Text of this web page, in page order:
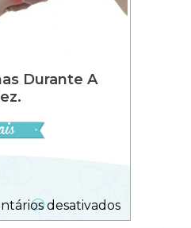
Durante A
desativadosem
Cãibras